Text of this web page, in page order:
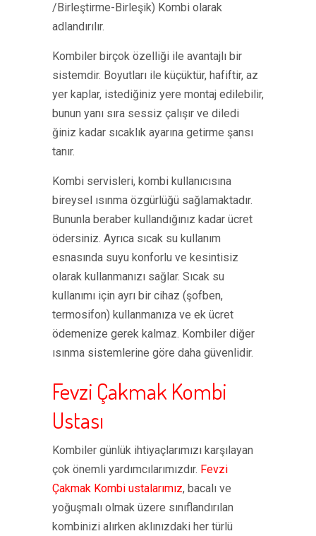
/Birleştirme-Birleşik) Kombi olarak
adlandırılır.
Kombiler birçok özelliği ile avantajlı bir
sistemdir. Boyutları ile küçüktür, hafiftir, az
yer kaplar, istediğiniz yere montaj edilebilir,
bunun yanı sıra sessiz çalışır ve diledi
ğiniz kadar sıcaklık ayarına getirme şansı
tanır.
Kombi servisleri, kombi kullanıcısına
bireysel ısınma özgürlüğü sağlamaktadır.
Bununla beraber kullandığınız kadar ücret
ödersiniz. Ayrıca sıcak su kullanım
esnasında suyu konforlu ve kesintisiz
olarak kullanmanızı sağlar. Sıcak su
kullanımı için ayrı bir cihaz (şofben,
termosifon) kullanmanıza ve ek ücret
ödemenize gerek kalmaz. Kombiler diğer
ısınma sistemlerine göre daha güvenlidir.
Fevzi Çakmak Kombi
Ustası
Kombiler günlük ihtiyaçlarımızı karşılayan
çok önemli yardımcılarımızdır. Fevzi
Çakmak Kombi ustalarımız, bacalı ve
yoğuşmalı olmak üzere sınıflandırılan
kombinizi alırken aklınızdaki her türlü